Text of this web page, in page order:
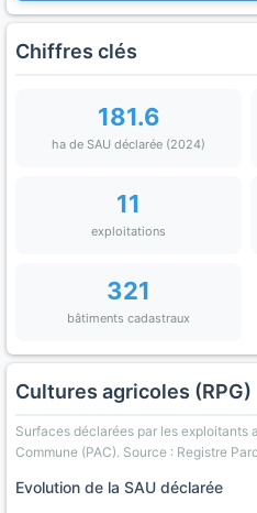
Chiffres clés
181.6
ha de SAU déclarée (2024)
11
exploitations
321
bâtiments cadastraux
Cultures agricoles (RPG)
Surfaces déclarées par les exploitants
Commune (PAC). Source : Registre
Evolution de la SAU déclarée